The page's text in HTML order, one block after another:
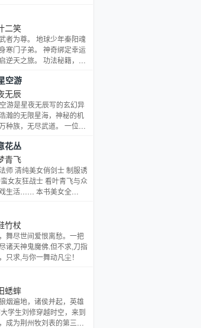
片星空我也撬给你看！” 孟
有什么是不可能的！
人，文采拙劣，文笔跳
之处还望各位书
二笑
者为尊。 地球少年秦阳魂
寒门子弟。 神奇绑定幸运
逆天之旅。 功法秘籍，灵
拿得到！
空游
无辰
游是星夜无辰写的玄幻异
瀚的无限星海，神秘的机
种族，无尽武道。 一位少
这个世界带来怎样的变
击新书榜，求收藏！求点
） ...
花丛
青飞
师 清纯美女俏剑士 制服诱
女友狂战士 看叶青飞与众
生活…… 本书美女全
竹杖
舞尽世间爱恨离愁。一把
诸天神鬼魔佛.但不求,刀指
只求,与你一舞动凡尘！
蟋蟀
烟遍地，诸侯并起，英雄
学生刘修穿越时空，来到
成为荆州牧刘表的第三